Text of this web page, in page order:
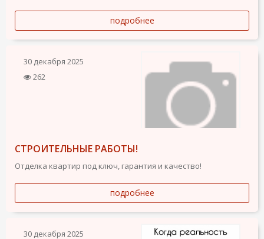
подробнее
30 декабря 2025
262
СТРОИТЕЛЬНЫЕ РАБОТЫ!
Отделка квартир под ключ, гарантия и качество!
подробнее
30 декабря 2025